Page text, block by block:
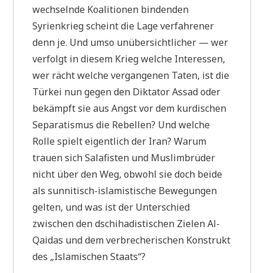
wechselnde Koalitionen bindenden
Syrienkrieg scheint die Lage verfahrener
denn je. Und umso unübersichtlicher — wer
verfolgt in diesem Krieg welche Interessen,
wer rächt welche vergangenen Taten, ist die
Türkei nun gegen den Diktator Assad oder
bekämpft sie aus Angst vor dem kurdischen
Separatismus die Rebellen? Und welche
Rolle spielt eigentlich der Iran? Warum
trauen sich Salafisten und Muslimbrüder
nicht über den Weg, obwohl sie doch beide
als sunnitisch-islamistische Bewegungen
gelten, und was ist der Unterschied
zwischen den dschihadistischen Zielen Al-
Qaidas und dem verbrecherischen Konstrukt
des „Islamischen Staats“?